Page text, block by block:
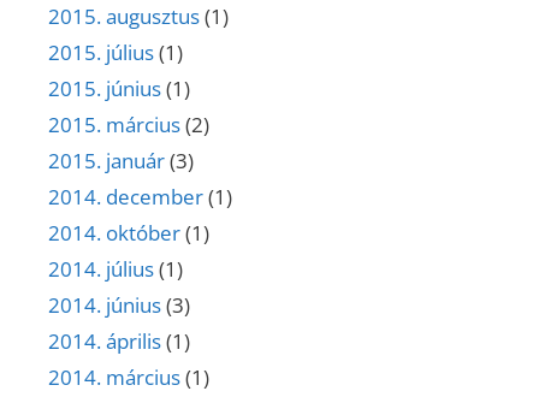
2015. augusztus(1)
2015. július(1)
2015. június(1)
2015. március(2)
2015. január(3)
2014. december(1)
2014. október(1)
2014. július(1)
2014. június(3)
2014. április(1)
2014. március(1)